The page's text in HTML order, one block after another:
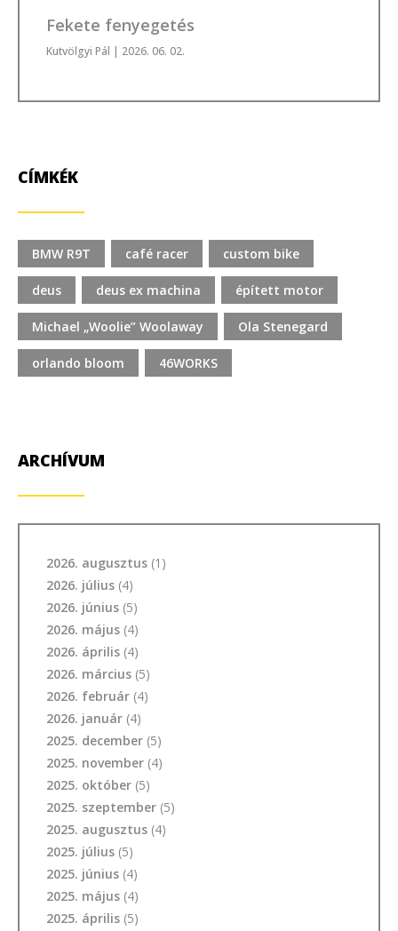
Fekete fenyegetés
Kutvölgyi Pál | 2026. 06. 02.
CÍMKÉK
BMW R9T café racer custom bike
deus deus ex machina épített motor
Michael „Woolie” Woolaway Ola Stenegard
orlando bloom 46WORKS
ARCHÍVUM
2026. augusztus (1)
2026. július (4)
2026. június (5)
2026. május (4)
2026. április (4)
2026. március (5)
2026. február (4)
2026. január (4)
2025. december (5)
2025. november (4)
2025. október (5)
2025. szeptember (5)
2025. augusztus (4)
2025. július (5)
2025. június (4)
2025. május (4)
2025. április (5)